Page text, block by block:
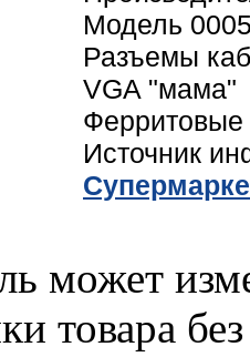
Модель
Разъемы
VGA "мама"
Источник
может
товара